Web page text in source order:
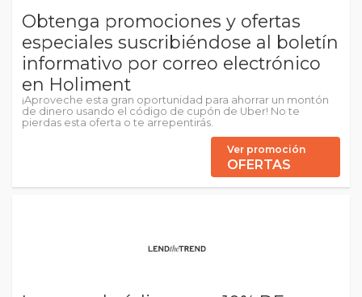
Obtenga promociones y ofertas
especiales suscribiéndose al boletín
informativo por correo electrónico
en Holiment
¡Aproveche esta gran oportunidad para ahorrar un montón
de dinero usando el código de cupón de Uber! No te
pierdas esta oferta o te arrepentirás.
Ver promoción
OFERTAS